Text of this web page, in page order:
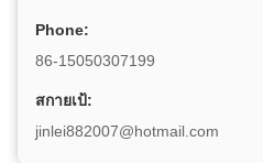
Phone:
86-15050307199
สกายเป้:
jinlei882007@hotmail.com